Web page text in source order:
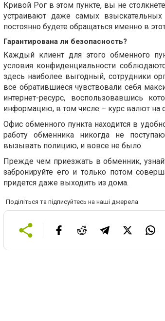
Кривой Рог в этом пункте, вы не
устраивают даже самых
постоянно будете обращаться именно в
Гарантирована ли безопасность?
Каждый клиент для этого обменного
условия конфиденциальности
здесь наиболее выгодный, сотрудники
все обратившиеся чувствовали себя
интернет-ресурс, воспользовавшись
информацию, в том числе – курс валют на
Офис обменного пункта находится в
работу обменника никогда не
вызывать полицию, и вовсе не было.
Прежде чем приезжать в обменник,
забронируйте его и только потом
придется даже выходить из дома.
Поділіться та підписуйтесь на наші джерела